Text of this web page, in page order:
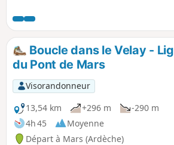
tantôt offrant de superbes vues sur les
monts du Velay.
Boucle dans le Velay -
du Pont de Mars
Visorandonneur
13,54 km
+296 m
-290 m
4h 45
Moyenne
Départ à Mars (Ardèche)